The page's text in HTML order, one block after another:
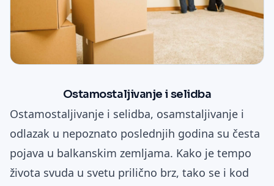
Ostamostaljivanje i selidba
Ostamostaljivanje i selidba, osamstaljivanje i
odlazak u nepoznato poslednjih godina su česta
pojava u balkanskim zemljama. Kako je tempo
života svuda u svetu prilično brz, tako se i kod